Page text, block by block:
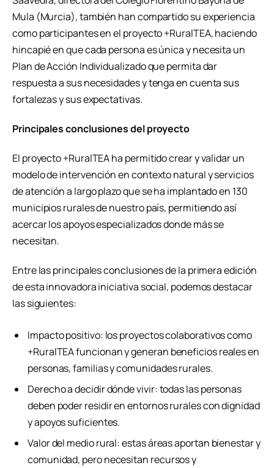
Mula (Murcia), también han compartido su experiencia
como participantes en el proyecto +RuralTEA, haciendo
hincapié en que cada persona es única y necesita un
Plan de Acción Individualizado que permita dar
respuesta a sus necesidades y tenga en cuenta sus
fortalezas y sus expectativas.
Principales conclusiones del proyecto
El proyecto +RuralTEA ha permitido crear y validar un
modelo de intervención en contexto natural y servicios
de atención a largo plazo que se ha implantado en 130
municipios rurales de nuestro país, permitiendo así
acercar los apoyos especializados donde más se
necesitan.
Entre las principales conclusiones de la primera edición
de esta innovadora iniciativa social, podemos destacar
las siguientes:
Impacto positivo: los proyectos colaborativos como
+RuralTEA funcionan y generan beneficios reales en
personas, familias y comunidades rurales.
Derecho a decidir dónde vivir: todas las personas
deben poder residir en entornos rurales con dignidad
y apoyos suficientes.
Valor del medio rural: estas áreas aportan bienestar y
comunidad, pero necesitan recursos y